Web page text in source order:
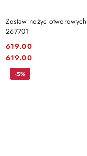
Zestaw nożyc
267701
Cena:
619.00
Cena:
619.00
-5%